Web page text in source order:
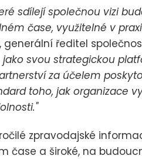
sdílejí společnou vizi
čase, využitelné v
generální ředitel
svou strategickou
za účelem
toho, jak organizace
zpravodajské
čase a široké, na